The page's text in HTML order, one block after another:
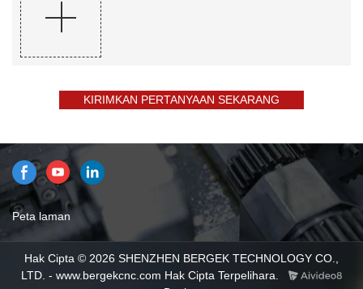
KIRIMKAN PERTANYAAN SEKARANG
Peta laman
Hak Cipta © 2026 SHENZHEN BERGEK TECHNOLOGY CO.,
LTD. - www.bergekcnc.com Hak Cipta Terpelihara.